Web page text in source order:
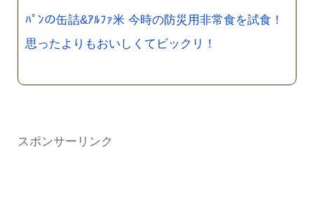
ﾊﾟﾝの缶詰&ｱﾙﾌｧ米 今時の防災用非常食を試食！
思ったよりもおいしくてビックリ！
スポンサーリンク